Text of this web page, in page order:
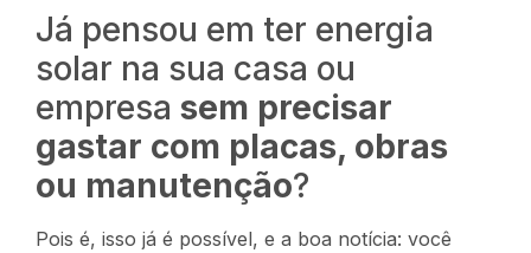
Já pensou em ter energia
solar na sua casa ou
empresa sem precisar
gastar com placas, obras
ou manutenção?
Pois é, isso já é possível, e a boa notícia: você